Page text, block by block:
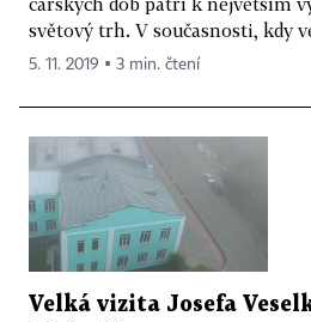
světový trh. V současnosti, kdy
5. 11. 2019 ▪ 3 min. čtení
Velká vizita Josefa